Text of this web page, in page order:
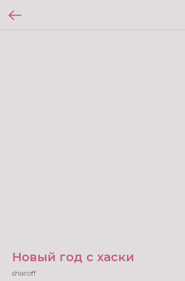
Новый год с хаски
sharoff